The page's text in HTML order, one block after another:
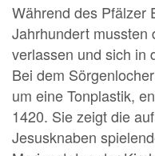
Während des Pfälzer
Jahrhundert mussten
verlassen und sich in
Bei dem
um eine Tonplastik,
1420. Sie zeigt die
Jesusknaben